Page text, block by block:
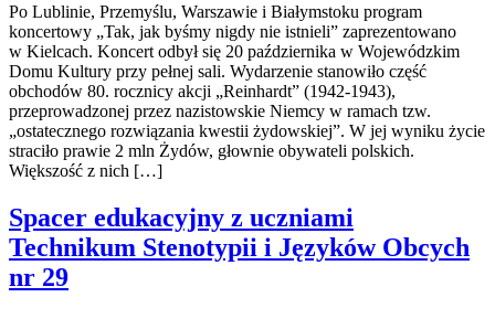
Po Lublinie, Przemyślu, Warszawie i Białymstoku program
koncertowy „Tak, jak byśmy nigdy nie istnieli” zaprezentowano
w Kielcach. Koncert odbył się 20 października w Wojewódzkim
Domu Kultury przy pełnej sali. Wydarzenie stanowiło część
obchodów 80. rocznicy akcji „Reinhardt” (1942-1943),
przeprowadzonej przez nazistowskie Niemcy w ramach tzw.
„ostatecznego rozwiązania kwestii żydowskiej”. W jej wyniku życie
straciło prawie 2 mln Żydów, głownie obywateli polskich.
Większość z nich […]
Spacer edukacyjny z uczniami
Technikum Stenotypii i Języków Obcych
nr 29